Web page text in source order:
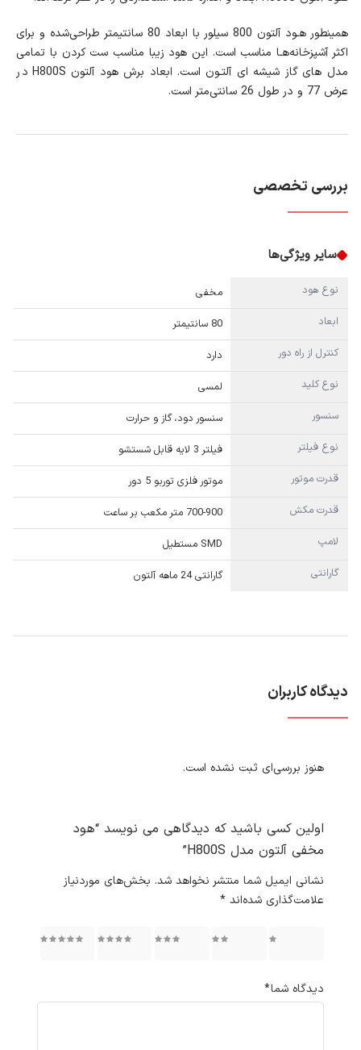
همینطور هـود آلتون 800 سیلور با ابعاد 80 سانتیمتر طراحی‌شده و برای
اکثر آشپزخانه‌هـا مناسب است. این هود زیبا مناسب ست کردن با تمامی
مدل های گاز شیشه ای آلتـون است. ابعاد برش هود آلتون H800S در
عرض 77 و در طول 26 سانتی‌متر است.
بررسی تخصصی
سایر ویژگی‌ها
نوع هود
مخفی
ابعاد
80 سانتیمتر
کنترل از راه دور
دارد
نوع کلید
لمسی
سنسور
سنسور دود، گاز و حرارت
نوع فیلتر
فیلتر 3 لایه قابل شستشو
قدرت موتور
موتور فلزی توربو 5 دور
قدرت مکش
700-900 متر مکعب بر ساعت
لامپ
SMD مستطیل
گارانتی
گارانتی 24 ماهه آلتون
دیدگاه کاربران
هنوز بررسی‌ای ثبت نشده است.
اولین کسی باشید که دیدگاهی می نویسد “هود
مخفی آلتون مدل H800S”
نشانی ایمیل شما منتشر نخواهد شد. بخش‌های موردنیاز
علامت‌گذاری شده‌اند *
۳ از ۵ ۴ از ۵ ۵ از ۵
دیدگاه شما*